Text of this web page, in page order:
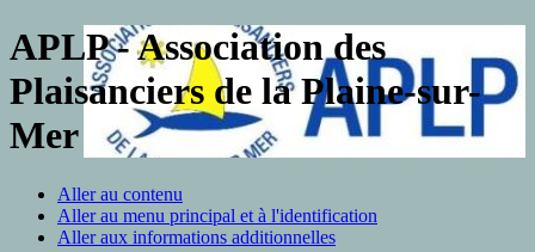
APLP - Association des
Plaisanciers de la Plaine-sur-
Mer
Aller au contenu
Aller au menu principal et à l'identification
Aller aux informations additionnelles